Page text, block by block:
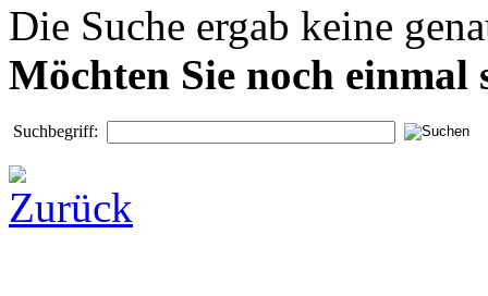
Die Suche ergab keine
Möchten Sie noch einmal
Suchbegriff: